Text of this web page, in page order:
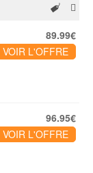
89.99€
VOIR L'OFFRE
96.95€
VOIR L'OFFRE